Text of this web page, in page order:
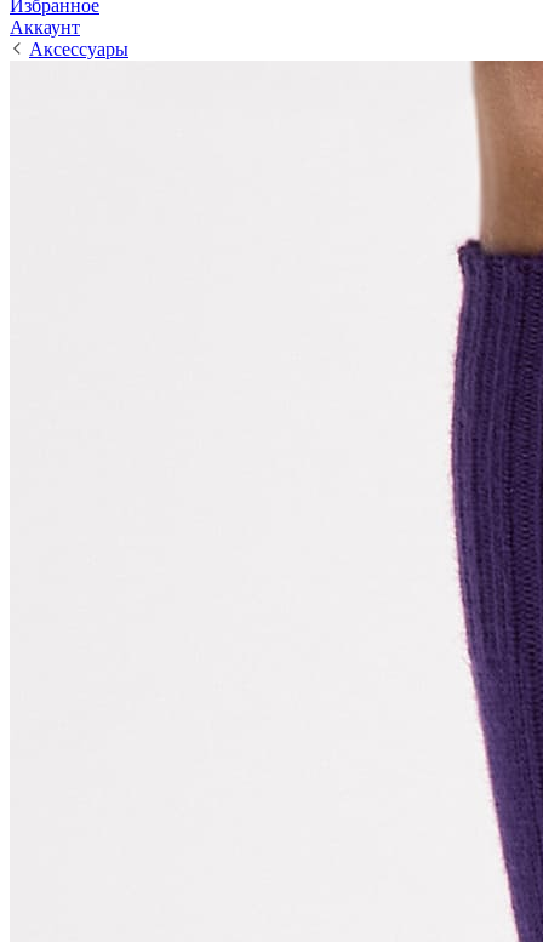
Избранное
Аккаунт
Аксессуары